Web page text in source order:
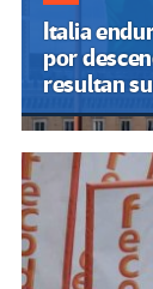
Italia
por
resultan